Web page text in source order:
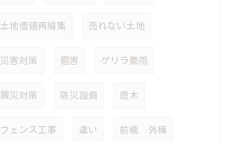
土地価値再編集 売れない土地
災害対策 雹害 ゲリラ豪雨
震災対策 防災設備 庭木
フェンス工事 違い 前橋 外構